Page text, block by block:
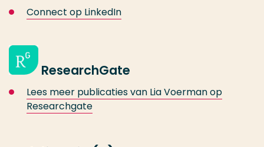
Connect op LinkedIn
ResearchGate
Lees meer publicaties van Lia Voerman op
Researchgate